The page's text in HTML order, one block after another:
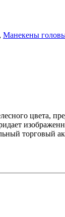
, Манекены
цвета,
торговый